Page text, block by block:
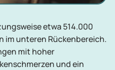
etwa 514.000
im unteren Rückenbereich.
mit hoher
und ein